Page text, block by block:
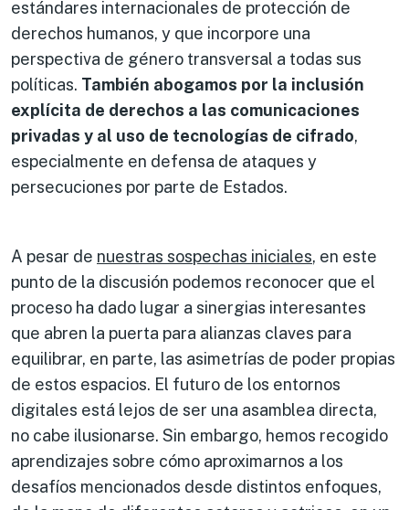
estándares internacionales de protección de
derechos humanos, y que incorpore una
perspectiva de género transversal a todas sus
políticas. También abogamos por la inclusión
explícita de derechos a las comunicaciones
privadas y al uso de tecnologías de cifrado,
especialmente en defensa de ataques y
persecuciones por parte de Estados.
A pesar de nuestras sospechas iniciales, en este
punto de la discusión podemos reconocer que el
proceso ha dado lugar a sinergias interesantes
que abren la puerta para alianzas claves para
equilibrar, en parte, las asimetrías de poder propias
de estos espacios. El futuro de los entornos
digitales está lejos de ser una asamblea directa,
no cabe ilusionarse. Sin embargo, hemos recogido
aprendizajes sobre cómo aproximarnos a los
desafíos mencionados desde distintos enfoques,